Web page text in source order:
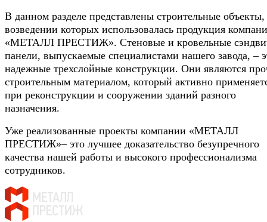
В данном разделе представлены строительные
возведении которых использовалась продукция
«МЕТАЛЛ ПРЕСТИЖ». Стеновые и кровельные
панели, выпускаемые специалистами нашего завода, –
надежные трехслойные конструкции. Они являются
строительным материалом, который активно
при реконструкции и сооружении зданий разного
назначения.
Уже реализованные проекты компании «МЕТАЛЛ
ПРЕСТИЖ»– это лучшее доказательство безупречного
качества нашей работы и высокого профессионализма
сотрудников.